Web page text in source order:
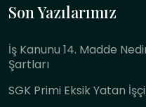
Son Yazılarımız
İş Kanunu 14. Madde
Şartları
SGK Primi Eksik Yatan